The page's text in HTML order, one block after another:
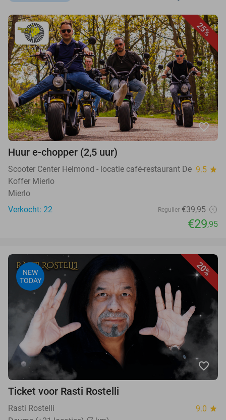
25%
favorite_border
Huur e-chopper (2,5 uur)
Scooter Center Helmond - locatie café-restaurant De
Koffer Mierlo
9.5 star
Mierlo
Verkocht: 22
Regulier €39,95
€29,95
20%
NEW
TODAY
favorite_border
Ticket voor Rasti Rostelli
Rasti Rostelli 9.0 star